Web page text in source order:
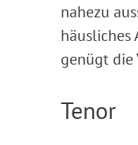
nahezu
genügt die
Tenor